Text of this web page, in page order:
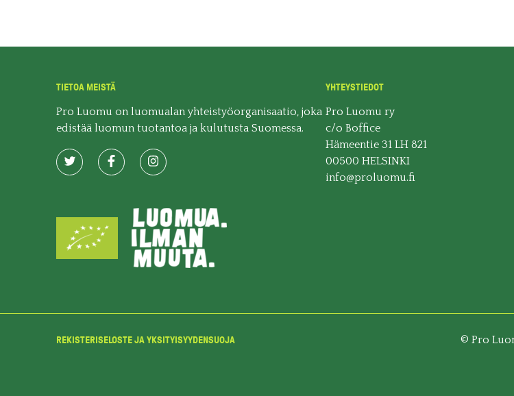
TIETOA MEISTÄ
Pro Luomu on luomualan yhteistyöorganisaatio, joka
edistää luomun tuotantoa ja kulutusta Suomessa.
YHTEYSTIEDOT
Pro Luomu ry
c/o Boffice
Hämeentie 31 LH 821
00500 HELSINKI
info@proluomu.fi
REKISTERISELOSTE JA YKSITYISYYDENSUOJA © Pro